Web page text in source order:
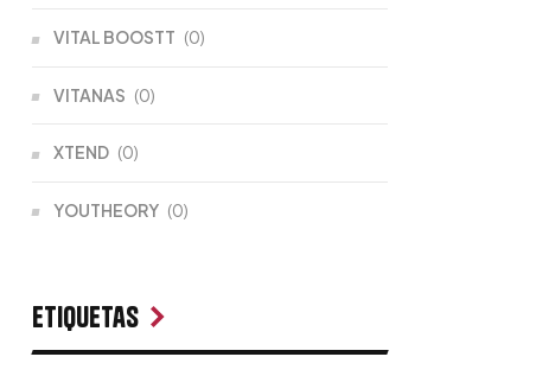
VITAL BOOSTT (0)
VITANAS (0)
XTEND (0)
YOUTHEORY (0)
Etiquetas